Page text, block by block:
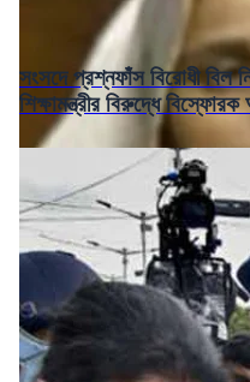
সংসদে প্রশ্নফাঁস বিরোধী বিল
শিক্ষামন্ত্রীর বিরুদ্ধে